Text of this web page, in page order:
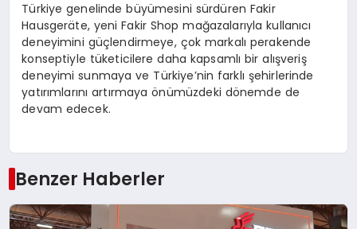
Türkiye genelinde büyümesini sürdüren Fakir
Hausgeräte, yeni Fakir Shop mağazalarıyla kullanıcı
deneyimini güçlendirmeye, çok markalı perakende
konseptiyle tüketicilere daha kapsamlı bir alışveriş
deneyimi sunmaya ve Türkiye’nin farklı şehirlerinde
yatırımlarını artırmaya önümüzdeki dönemde de
devam edecek.
Benzer Haberler